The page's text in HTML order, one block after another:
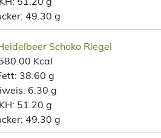
49.30 g
Schoko Riegel
Kcal
38.60 g
6.30 g
KH: 51.20 g
49.30 g